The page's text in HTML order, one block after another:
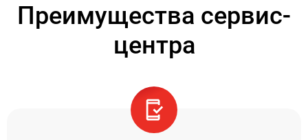
Преимущества сервис-
центра